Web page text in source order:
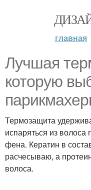
главная
Лучшая
которую
Термозащита
испаряться из
фена. Кератин в
расчесываю, а
волоса.